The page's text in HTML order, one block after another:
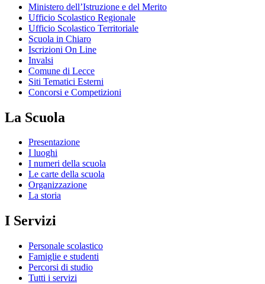
Ministero dell’Istruzione e del Merito
Ufficio Scolastico Regionale
Ufficio Scolastico Territoriale
Scuola in Chiaro
Iscrizioni On Line
Invalsi
Comune di Lecce
Siti Tematici Esterni
Concorsi e Competizioni
La Scuola
Presentazione
I luoghi
I numeri della scuola
Le carte della scuola
Organizzazione
La storia
I Servizi
Personale scolastico
Famiglie e studenti
Percorsi di studio
Tutti i servizi